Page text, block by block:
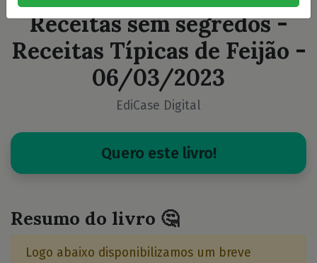
Receitas sem segredos -
Receitas Típicas de Feijão -
06/03/2023
EdiCase Digital
Quero este livro!
Resumo do livro 🤔
Logo abaixo disponibilizamos um breve